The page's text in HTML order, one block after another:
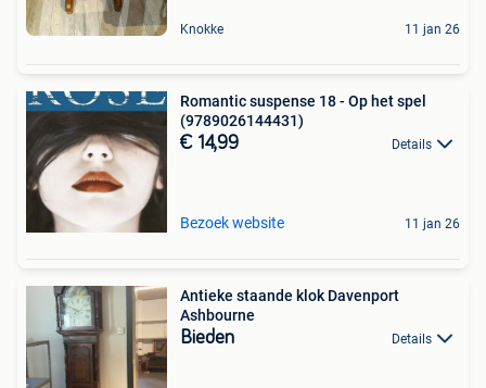
Knokke 11 jan 26
Romantic suspense 18 - Op het spel
(9789026144431)
€ 14,99 Details
Bezoek website 11 jan 26
Antieke staande klok Davenport
Ashbourne
Bieden Details